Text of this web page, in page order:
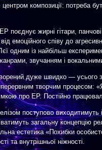
центром композиції: потреба
поєднує жирні гітари,
емоційного співу до
одним із найбільш
звучанням і
дуже швидко — усього
творчим процесом:
про EP. Постійно
поступово виходитимуть
загальну концепцію
естетика «Похибки
та внутрішньої ніжності.